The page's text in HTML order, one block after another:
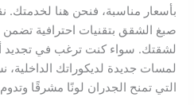
بأسعار مناسبة، فنحن هنا
صبغ الشقق بتقنيات احترافية تضمن
لشقتك. سواء كنت ترغب في تجديد
لمسات جديدة لديكوراتك الداخلية،
التي تمنح الجدران لونًا مشرقًا